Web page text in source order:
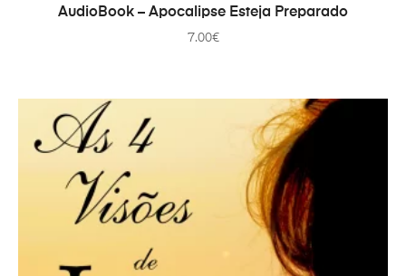
PRIDAŤ DO KOŠÍKA
AudioBook – Apocalipse Esteja Preparado
7.00€